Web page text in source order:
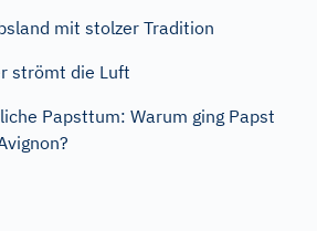
mit stolzer Tradition
strömt die Luft
Papsttum: Warum ging Papst